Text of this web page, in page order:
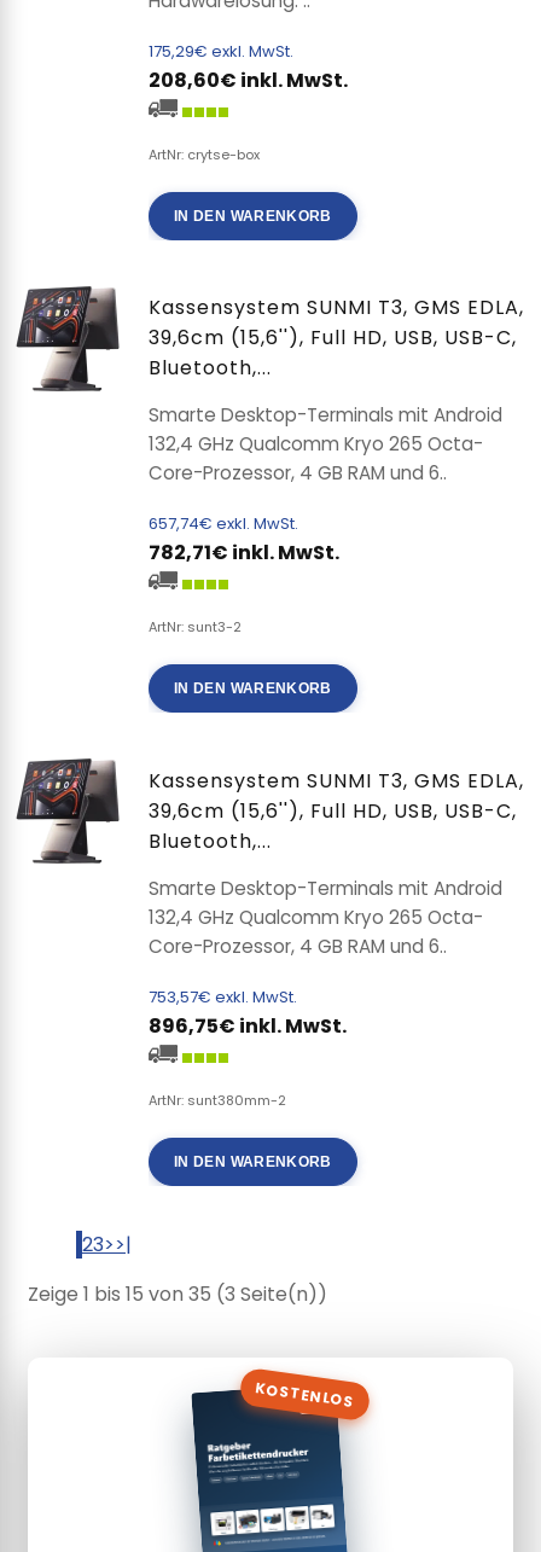
175,29€ exkl. MwSt.
208,60€ inkl. MwSt.
ArtNr: crytse-box
IN DEN WARENKORB
Kassensystem SUNMI T3, GMS EDLA,
39,6cm (15,6''), Full HD, USB, USB-C,
Bluetooth,...
Smarte Desktop-Terminals mit Android
132,4 GHz Qualcomm Kryo 265 Octa-
Core-Prozessor, 4 GB RAM und 6..
657,74€ exkl. MwSt.
782,71€ inkl. MwSt.
ArtNr: sunt3-2
IN DEN WARENKORB
Kassensystem SUNMI T3, GMS EDLA,
39,6cm (15,6''), Full HD, USB, USB-C,
Bluetooth,...
Smarte Desktop-Terminals mit Android
132,4 GHz Qualcomm Kryo 265 Octa-
Core-Prozessor, 4 GB RAM und 6..
753,57€ exkl. MwSt.
896,75€ inkl. MwSt.
ArtNr: sunt380mm-2
IN DEN WARENKORB
23>>|
Zeige 1 bis 15 von 35 (3 Seite(n))
KOSTENLOS